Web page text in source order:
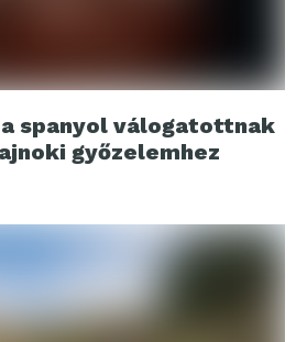
spanyol válogatottnak
győzelemhez